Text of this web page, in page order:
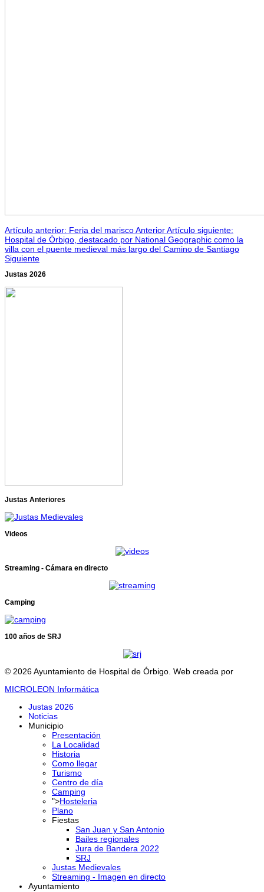
Artículo anterior: Feria del mariscoAnteriorArtículo siguiente:
Hospital de Órbigo, destacado por National Geographic como la
villa con el puente medieval más largo del Camino de Santiago
Siguiente
Justas 2026
Justas Anteriores
Videos
Streaming - Cámara en directo
Camping
100 años de SRJ
© 2026 Ayuntamiento de Hospital de Órbigo. Web creada por
MICROLEON Informática
Justas 2026
Noticias
Municipio
Presentación
La Localidad
Historia
Como llegar
Turismo
Centro de día
Camping
">Hosteleria
Plano
Fiestas
San Juan y San Antonio
Bailes regionales
Jura de Bandera 2022
SRJ
Justas Medievales
Streaming - Imagen en directo
Ayuntamiento